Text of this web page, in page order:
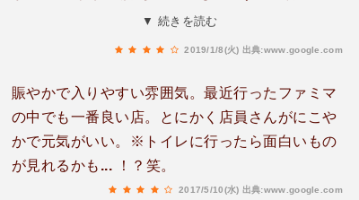
切り扉🚪あり、身障者用駐車場あり。線路🛤添い
▼ 続きを読む
2019/1/8(火) 出典:www.google.com
賑やかで入りやすい雰囲気。最近行ったファミマ
の中でも一番良い店。とにかく店員さんがにこや
かで元気がいい。※トイレに行ったら面白いもの
が見れるかも... ！？笑。
2017/5/10(水) 出典:www.google.com